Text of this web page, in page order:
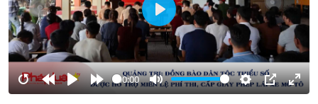
RestartRewind
PlayForward
00:00
Mute Settings
PIP
Play